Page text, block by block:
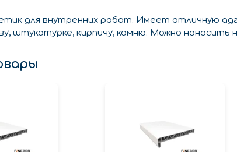
для внутренних работ. Имеет отличную
штукатурке, кирпичу, камню. Можно наносить